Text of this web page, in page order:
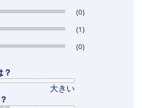
(0)
(1)
(0)
？
大きい